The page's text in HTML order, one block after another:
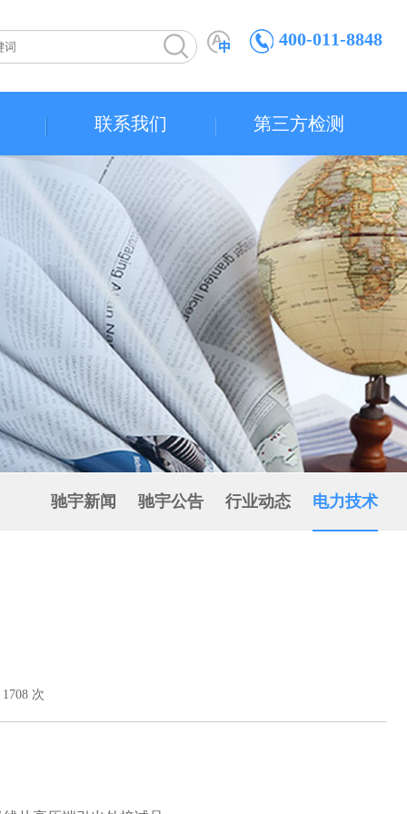
400-011-8848
联系我们 第三方检测
驰宇新闻 驰宇公告 行业动态 电力技术
次